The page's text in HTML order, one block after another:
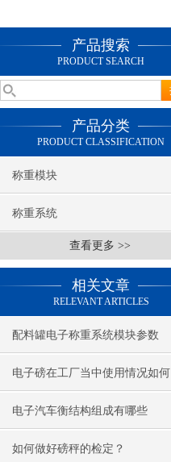
产品搜索
PRODUCT SEARCH
产品分类
PRODUCT CLASSIFICATION
称重模块
称重系统
查看更多 >>
相关文章
RELEVANT ARTICLES
配料罐电子称重系统模块参数
电子磅在工厂当中使用情况如何
电子汽车衡结构组成有哪些
如何做好磅秤的检定？